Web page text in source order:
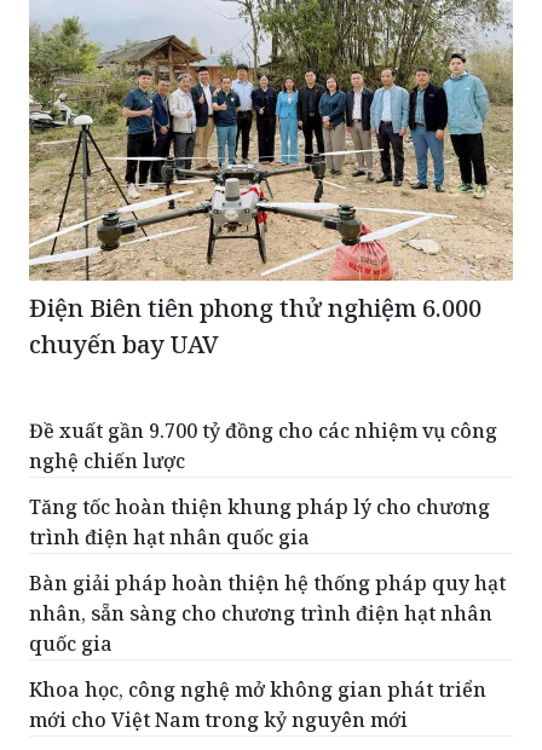
Điện Biên tiên phong thử nghiệm 6.000
chuyến bay UAV
Đề xuất gần 9.700 tỷ đồng cho các nhiệm vụ công
nghệ chiến lược
Tăng tốc hoàn thiện khung pháp lý cho chương
trình điện hạt nhân quốc gia
Bàn giải pháp hoàn thiện hệ thống pháp quy hạt
nhân, sẵn sàng cho chương trình điện hạt nhân
quốc gia
Khoa học, công nghệ mở không gian phát triển
mới cho Việt Nam trong kỷ nguyên mới